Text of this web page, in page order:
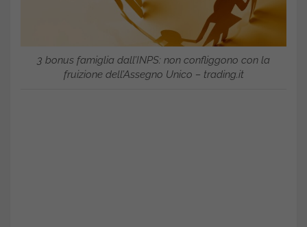
3 bonus famiglia dall’INPS: non confliggono con la
fruizione dell’Assegno Unico – trading.it